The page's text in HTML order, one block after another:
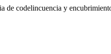
codelincuencia y